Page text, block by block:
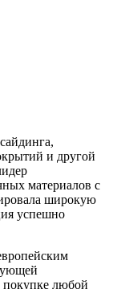
и другой
материалов с
широкую
успешно
покупке любой